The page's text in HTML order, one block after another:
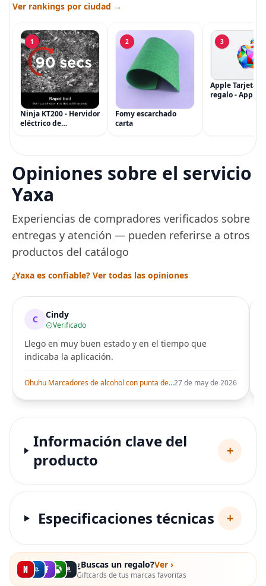
Ver rankings por ciudad →
1
Ninja KT200 - Hervidor
eléctrico de
ajuste de temperatura
de Acero
2
Fomy escarchado
carta
3
Apple Tarjeta
regalo - App
Opiniones sobre el servicio
Yaxa
Experiencias de compradores verificados sobre
entregas y atención — pueden referirse a otros
productos del catálogo
¿Yaxa es confiable? Ver todas las opiniones
C Cindy
Verificado
Llego en muy buen estado y en el tiempo que
indicaba la aplicación.
Ohuhu Marcadores de alcohol con punta de pincel – Juego de marcadores artísticos de doble punta con certificación AP para artistas adultos27 de may de 2026
Información clave del
producto
+
Especificaciones técnicas +
¿Buscas un regalo?Ver ›
Giftcards de tus marcas favoritas